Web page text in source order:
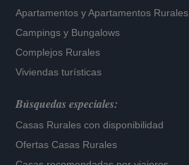
Apartamentos yApartamentos Rurales
Campings y Bungalows
Complejos Rurales
Viviendas turísticas
Búsquedas especiales:
Casas Rurales con disponibilidad
Ofertas Casas Rurales